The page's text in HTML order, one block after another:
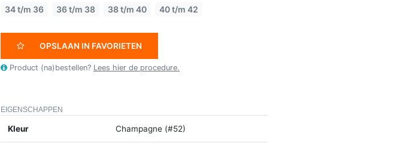
34 t/m 36 36 t/m 38 38 t/m 40 40 t/m 42
OPSLAAN IN FAVORIETEN
Product (na)bestellen? Lees hier de procedure.
EIGENSCHAPPEN
Kleur Champagne (#52)